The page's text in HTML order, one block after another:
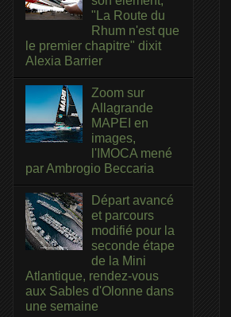
"La Route du
Rhum n'est que
le premier chapitre" dixit
Alexia Barrier
Zoom sur
Allagrande
MAPEI en
images,
l'IMOCA mené
par Ambrogio Beccaria
Départ avancé
et parcours
modifié pour la
seconde étape
de la Mini
Atlantique, rendez-vous
aux Sables d'Olonne dans
une semaine